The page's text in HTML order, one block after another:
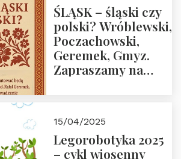
ŚLĄSK – śląski czy
polski? Wróblewski,
Poczachowski,
Geremek, Gmyz.
Zapraszamy na
Trójmorza.
15/04/2025
Legorobotyka 2025
– cykl wiosenny